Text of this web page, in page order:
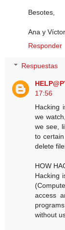
Besotes,
Ana y Víctor.
Responder
Respuestas
17:56
Hacking
we
we see,
to
delete
HOW
Hacking
access
without